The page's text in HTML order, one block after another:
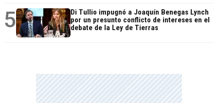
5
Di Tullio impugnó a Joaquín Benegas Lynch
por un presunto conflicto de intereses en el
debate de la Ley de Tierras